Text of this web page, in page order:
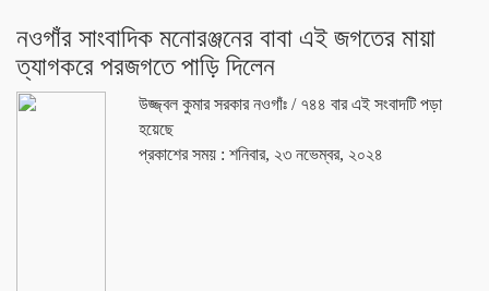
নওগাঁর সাংবাদিক মনোরঞ্জনের বাবা এই জগতের মায়া
ত্যাগকরে পরজগতে পাড়ি দিলেন
উজ্জ্বল কুমার সরকার নওগাঁঃ / ৭৪৪ বার এই সংবাদটি পড়া
হয়েছে
প্রকাশের সময় : শনিবার, ২৩ নভেম্বর, ২০২৪